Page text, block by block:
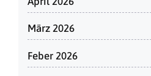
März 2026
Feber 2026